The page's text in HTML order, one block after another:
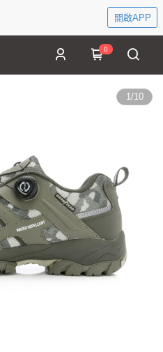
開啟APP
0
1/10